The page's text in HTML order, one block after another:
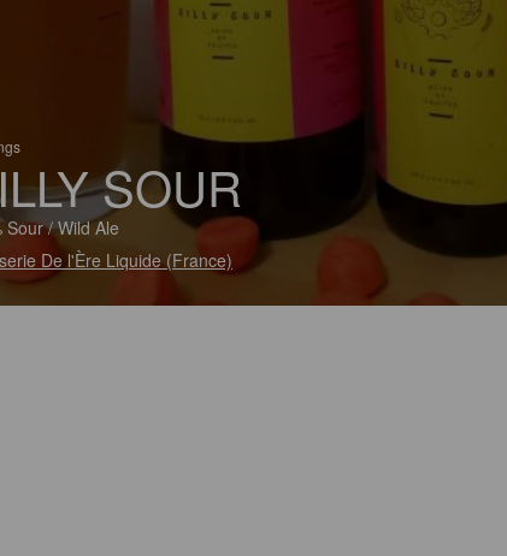
SOUR
Sour / Wild Ale
De l'Ère Liquide (France)